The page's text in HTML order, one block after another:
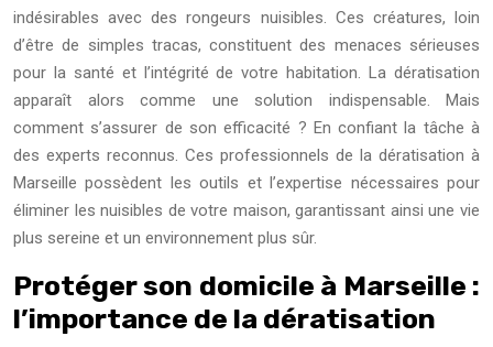
indésirables avec des rongeurs nuisibles. Ces créatures, loin
d’être de simples tracas, constituent des menaces sérieuses
pour la santé et l’intégrité de votre habitation. La dératisation
apparaît alors comme une solution indispensable. Mais
comment s’assurer de son efficacité ? En confiant la tâche à
des experts reconnus. Ces professionnels de la dératisation à
Marseille possèdent les outils et l’expertise nécessaires pour
éliminer les nuisibles de votre maison, garantissant ainsi une vie
plus sereine et un environnement plus sûr.
Protéger son domicile à Marseille :
l’importance de la dératisation